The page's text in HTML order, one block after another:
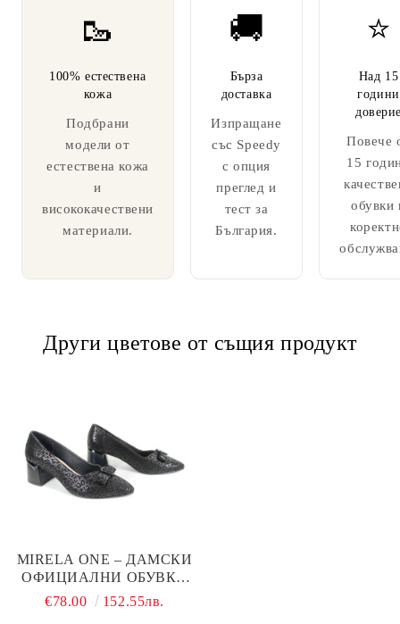
🥾
100% естествена
кожа
Подбрани
модели от
естествена кожа
и
висококачествени
материали.
🚚
Бърза
доставка
Изпращане
със Speedy
с опция
преглед и
тест за
България.
⭐
Над 15
години
Повече
15
обувки
Други цветове от същия продукт
MIRELA ONE – ДАМСКИ
ОФИЦИАЛНИ ОБУВКИ
ОТ ЕСТЕСТВЕНА КОЖА
€78.00 152.55лв.